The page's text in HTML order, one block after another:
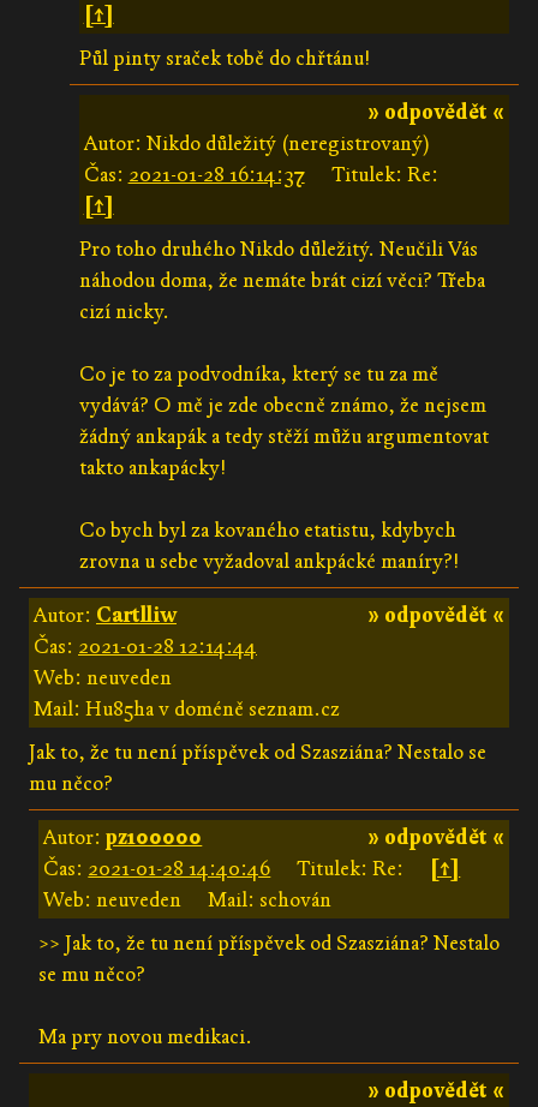
[↑]
Půl pinty sraček tobě do chřtánu!
» odpovědět «
Autor: Nikdo důležitý (neregistrovaný)
Čas: 2021-01-28 16:14:37
Titulek: Re:
[↑]
Pro toho druhého Nikdo důležitý. Neučili Vás
náhodou doma, že nemáte brát cizí věci? Třeba
cizí nicky.
Co je to za podvodníka, který se tu za mě
vydává? O mě je zde obecně známo, že nejsem
žádný ankapák a tedy stěží můžu argumentovat
takto ankapácky!
Co bych byl za kovaného etatistu, kdybych
zrovna u sebe vyžadoval ankpácké maníry?!
» odpovědět «
Autor: Cartlliw
Čas: 2021-01-28 12:14:44
Web: neuveden
Mail: Hu85ha v doméně seznam.cz
Jak to, že tu není příspěvek od Szasziána? Nestalo se
mu něco?
» odpovědět «
Autor:pz100000
Čas: 2021-01-28 14:40:46 Titulek: Re:
[↑]
Web: neuveden
Mail: schován
>> Jak to, že tu není příspěvek od Szasziána? Nestalo
se mu něco?
Ma pry novou medikaci.
» odpovědět «